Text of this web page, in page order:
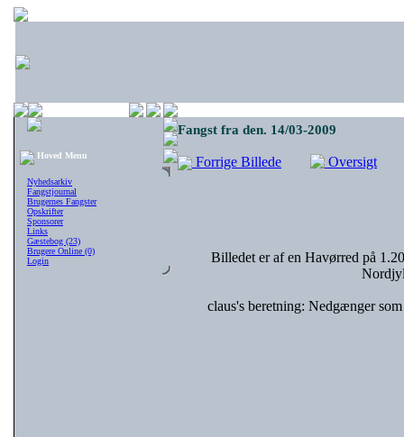
Hoved Menu
Nyhedsarkiv
Fangstjournal
Brugernes Fangster
Opskrifter
Sponsorer
Links
Gæstebog (23)
Brugere Online (0)
Login
Fangst fra den. 14/03-2009
Forrige Billede Oversigt
Billedet er af en Havørred på
claus's beretning: Nedgænger